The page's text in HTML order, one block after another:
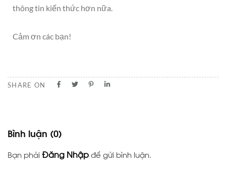
thông tin kiến thức hơn nữa.
Cảm ơn các bạn!
SHARE ON
Bình luận (0)
Bạn phải Đăng Nhậpđể gửi bình luận.